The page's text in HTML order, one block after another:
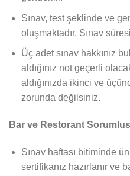
Sınav, test şeklinde ve
oluşmaktadır. Sınav
Üç adet sınav hakkınız
aldığınız not geçerli
aldığınızda ikinci ve
zorunda değilsiniz.
Bar ve Restorant
Sınav haftası bitiminde
sertifikanız hazırlanır ve